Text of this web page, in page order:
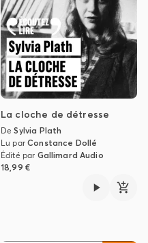
La cloche de détresse
DeSylvia Plath
Lu parConstance Dollé
Édité par Gallimard Audio
18,99 €